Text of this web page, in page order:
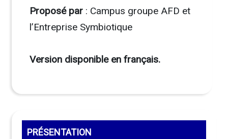
Proposé par : Campus groupe AFD et
l’Entreprise Symbiotique
Version disponible en français.
PRÉSENTATION